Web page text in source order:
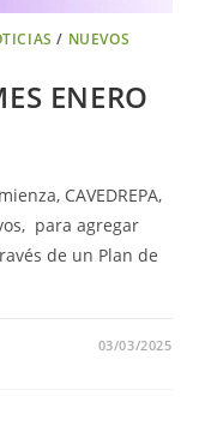
/ NUEVOS
ENERO
CAVEDREPA,
para agregar
de un Plan de
03/03/2025